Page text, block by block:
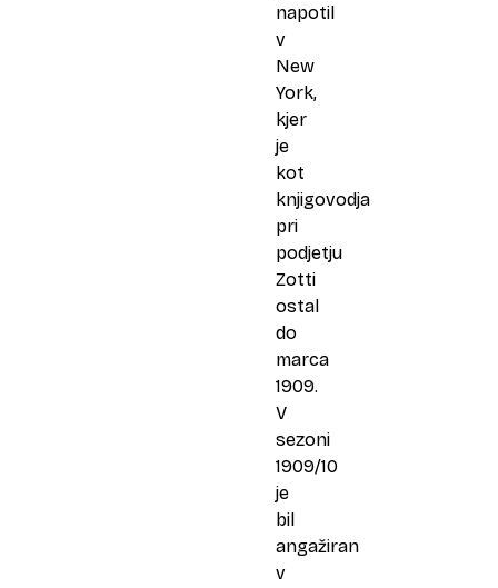
napotil
v
New
York,
kjer
je
kot
knjigovodja
pri
podjetju
Zotti
ostal
do
marca
1909.
V
sezoni
1909/10
je
bil
angažiran
v